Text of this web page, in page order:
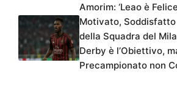
Amorim: ‘Leao è
Motivato, Soddisfatto
della Squadra del
Derby è l’Obiettivo,
Precampionato non